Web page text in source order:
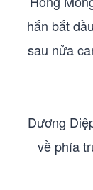
hắn bắt
sau nửa
Dương
về phía